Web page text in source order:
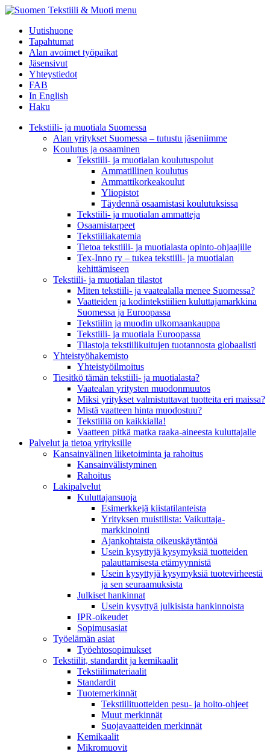
menu
Uutishuone
Tapahtumat
Alan avoimet työpaikat
Jäsensivut
Yhteystiedot
FAB
In English
Haku
Tekstiili- ja muotiala Suomessa
Alan yritykset Suomessa – tutustu jäseniimme
Koulutus ja osaaminen
Tekstiili- ja muotialan koulutuspolut
Ammatillinen koulutus
Ammattikorkeakoulut
Yliopistot
Täydennä osaamistasi koulutuksissa
Tekstiili- ja muotialan ammatteja
Osaamistarpeet
Tekstiiliakatemia
Tietoa tekstiili- ja muotialasta opinto-ohjaajille
Tex-Inno ry – tukea tekstiili- ja muotialan
kehittämiseen
Tekstiili- ja muotialan tilastot
Miten tekstiili- ja vaatealalla menee Suomessa?
Vaatteiden ja kodintekstiilien kuluttajamarkkina
Suomessa ja Euroopassa
Tekstiilin ja muodin ulkomaankauppa
Tekstiili- ja muotiala Euroopassa
Tilastoja tekstiilikuitujen tuotannosta globaalisti
Yhteistyö­hakemisto
Yhteistyöilmoitus
Tiesitkö tämän tekstiili- ja muotialasta?
Vaatealan yritysten muodonmuutos
Miksi yritykset valmistuttavat tuotteita eri maissa?
Mistä vaatteen hinta muodostuu?
Tekstiiliä on kaikkialla!
Vaatteen pitkä matka raaka-aineesta kuluttajalle
Palvelut ja tietoa yrityksille
Kansainvälinen liiketoiminta ja rahoitus
Kansain­välistyminen
Rahoitus
Lakipalvelut
Kuluttajansuoja
Esimerkkejä kiistatilanteista
Yrityksen muistilista: Vaikuttaja­
markkinointi
Ajankohtaista oikeuskäytäntöä
Usein kysyttyjä kysymyksiä tuotteiden
palauttamisesta etämyynnistä
Usein kysyttyjä kysymyksiä tuotevirheestä
ja sen seuraamuksista
Julkiset hankinnat
Usein kysyttyä julkisista hankinnoista
IPR-oikeudet
Sopimusasiat
Työelämän asiat
Työehto­sopimukset
Tekstiilit, standardit ja kemikaalit
Tekstiilimateriaalit
Standardit
Tuotemerkinnät
Tekstiilituotteiden pesu- ja hoito-ohjeet
Muut merkinnät
Suojavaatteiden merkinnät
Kemikaalit
Mikromuovit